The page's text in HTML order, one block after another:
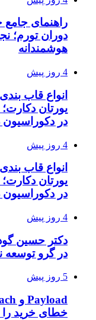
راهنمای
دوران تورم؛
هوشمندانه
4 روز پیش
انواع قاب
یورتان
در دکوراسیون
4 روز پیش
انواع قاب
یورتان
در دکوراسیون
4 روز پیش
دکتر حسین
در گرو توسعه
5 روز پیش
خطای خرید را